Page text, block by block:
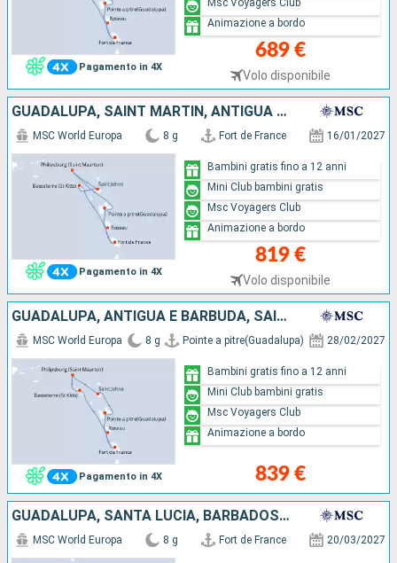
Pagamento in 4X
689 €
Volo disponibile
Msc Voyagers Club
Animazione a bordo
GUADALUPA, SAINT MARTIN, ANTIGUA E BARBUDA, SAN CRISTOFORO E NEVIS, DOMINICA, MARTINICA
Pagamento in 4X
MSC World Europa 8 g Fort de France 16/01/2027
819 €
Volo disponibile
Bambini gratis fino a 12 anni
Mini Club bambini gratis
Msc Voyagers Club
Animazione a bordo
GUADALUPA, ANTIGUA E BARBUDA, SAINT MARTIN, SAN CRISTOFORO E NEVIS, DOMINICA, MARTINICA
Pagamento in 4X
MSC World Europa 8 g Pointe a pitre(Guadalupa) 28/02/2027
839 €
Bambini gratis fino a 12 anni
Mini Club bambini gratis
Msc Voyagers Club
Animazione a bordo
GUADALUPA, SANTA LUCIA, BARBADOS, GRENADA, SAINT-VINCENT E LE GRENADINE, MARTINICA
MSC World Europa 8 g Fort de France 20/03/2027